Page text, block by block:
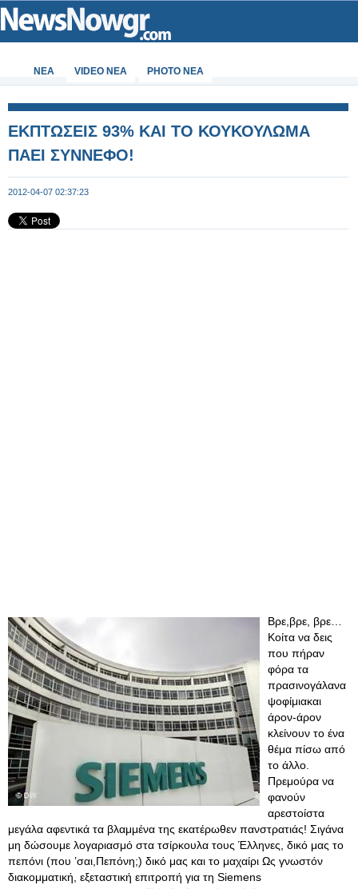
ΝΕΑ VIDEO NEA PHOTO NEA
ΕΚΠΤΩΣΕΙΣ 93% ΚΑΙ ΤΟ ΚΟΥΚΟΥΛΩΜΑ
ΠΑΕΙ ΣΥΝΝΕΦΟ!
2012-04-07 02:37:23
Βρε,βρε, βρε…
Κοίτα να δεις
που πήραν
φόρα τα
πρασινογάλανα
ψοφίμιακαι
άρον-άρον
κλείνουν το ένα
θέμα πίσω από
το άλλο.
Πρεμούρα να
φανούν
αρεστοίστα
μεγάλα αφεντικά τα βλαμμένα της εκατέρωθεν πανστρατιάς! Σιγάνα
μη δώσουμε λογαριασμό στα τσίρκουλα τους Έλληνες, δικό μας το
πεπόνι (που ’σαι,Πεπόνη;) δικό μας και το μαχαίρι Ως γνωστόν
διακομματική, εξεταστική επιτροπή για τη Siemens